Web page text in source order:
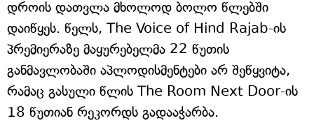
დროის დათვლა მხოლოდ ბოლო წლებში
დაიწყეს. წელს, The Voice of Hind Rajab-ის
პრემიერაზე მაყურებელმა 22 წუთის
განმავლობაში აპლოდისმენტები არ შეწყვიტა,
რამაც გასული წლის The Room Next Door-ის
18 წუთიან რეკორდს გადააჭარბა.